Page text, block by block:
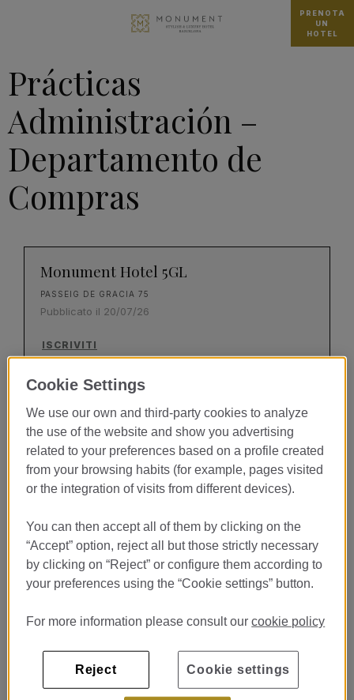
PRENOTA
UN
HOTEL
Prácticas
Administración –
Departamento de
Compras
Monument Hotel 5GL
PASSEIG DE GRACIA 75
Pubblicato il 20/07/26
ISCRIVITI
Descubre cómo funciona la gestión
interna de un hotel de lujo
Monument Hotel 5GL, uno de los hoteles más exclusivos de
Barcelona, buscamos incorporar un/a estudiante en prácticas
para elDepartamento de Compras.
funcionamiento interno de una empresa del sector hospitality,
esta es una excelente oportunidad para aprender desde dentro
cómo se coordina uno de los departamentos clave de un hotel
5 estrellas gran lujo.
Mucho más que tareas
administrativas
El departamento de Compras es fundamental para garantizar
Cookie Settings
We use our own and third-party cookies to analyze
the use of the website and show you advertising
related to your preferences based on a profile created
from your browsing habits (for example, pages visited
or the integration of visits from different devices).
You can then accept all of them by clicking on the
“Accept” option, reject all but those strictly necessary
by clicking on “Reject” or configure them according to
your preferences using the “Cookie settings” button.
For more information please consult ourcookie policy
Reject Cookie settings